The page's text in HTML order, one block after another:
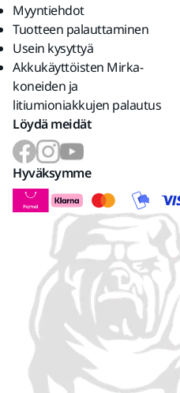
Myyntiehdot
Tuotteen palauttaminen
Usein kysyttyä
Akkukäyttöisten Mirka-
koneiden ja
litiumioniakkujen palautus
Löydä meidät
Hyväksymme